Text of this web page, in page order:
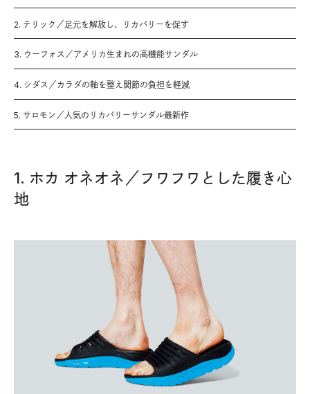
2. テリック／足元を解放し、リカバリーを促す
3. ウーフォス／アメリカ生まれの高機能サンダル
4. シダス／カラダの軸を整え関節の負担を軽減
5. サロモン／人気のリカバリーサンダル最新作
1. ホカ オネオネ／フワフワとした履き心
地